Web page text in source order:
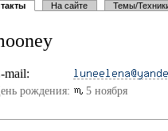
На сайте Темы/
mail:
рождения: 5 ноября